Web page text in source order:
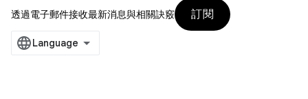
透過電子郵件接收最新消息與相關訣竅
訂閱